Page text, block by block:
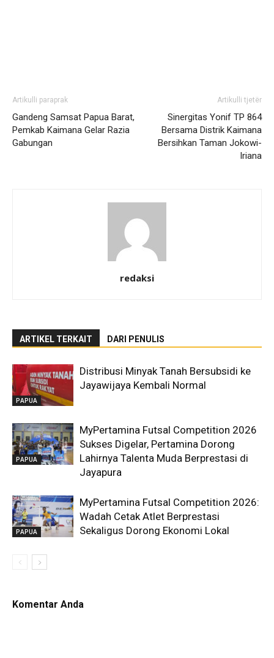
Artikulli paraprak
Gandeng Samsat Papua Barat,
Pemkab Kaimana Gelar Razia
Gabungan
Artikulli tjetër
Sinergitas Yonif TP 864
Bersama Distrik Kaimana
Bersihkan Taman Jokowi-
Iriana
redaksi
ARTIKEL TERKAIT DARI PENULIS
PAPUA
Distribusi Minyak Tanah Bersubsidi ke
Jayawijaya Kembali Normal
PAPUA
MyPertamina Futsal Competition 2026
Sukses Digelar, Pertamina Dorong
Lahirnya Talenta Muda Berprestasi di
Jayapura
PAPUA
MyPertamina Futsal Competition 2026:
Wadah Cetak Atlet Berprestasi
Sekaligus Dorong Ekonomi Lokal
Komentar Anda